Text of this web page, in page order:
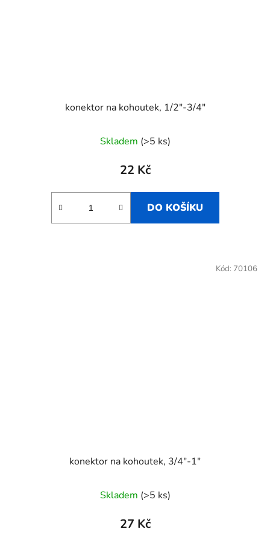
konektor na kohoutek, 1/2"-3/4"
Skladem (>5 ks)
22 Kč
DO KOŠÍKU
konektor na kohoutek, 3/4"-1"
Skladem (>5 ks)
27 Kč
Kód: 70106